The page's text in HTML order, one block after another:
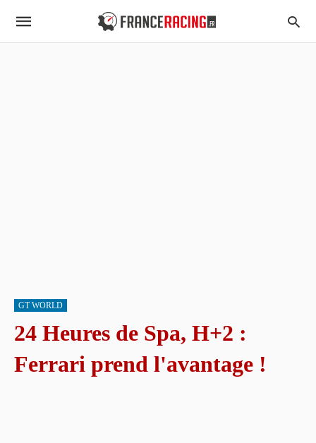
GT WORLD
24 Heures de Spa, H+2 :
Ferrari prend l'avantage !